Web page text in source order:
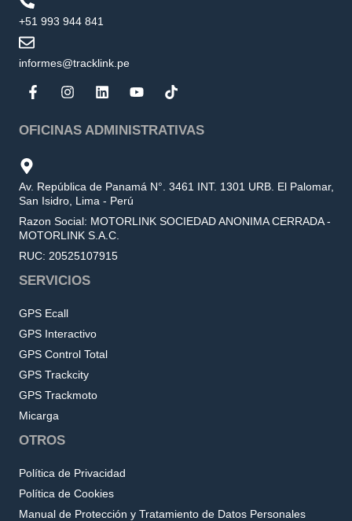
+51 993 944 841
informes@tracklink.pe
OFICINAS ADMINISTRATIVAS
Av. República de Panamá N°. 3461 INT. 1301 URB. El Palomar,
San Isidro, Lima - Perú
Razon Social: MOTORLINK SOCIEDAD ANONIMA CERRADA -
MOTORLINK S.A.C.
RUC: 20525107915
SERVICIOS
GPS Ecall
GPS Interactivo
GPS Control Total
GPS Trackcity
GPS Trackmoto
Micarga
OTROS
Política de Privacidad
Política de Cookies
Manual de Protección y Tratamiento de Datos Personales